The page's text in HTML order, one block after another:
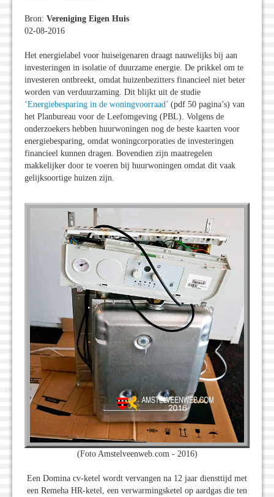
Bron: Vereniging Eigen Huis
02-08-2016
Het energielabel voor huiseigenaren draagt nauwelijks bij aan
investeringen in isolatie of duurzame energie. De prikkel om te
investeren ontbreekt, omdat huizenbezitters financieel niet beter
worden van verduurzaming. Dit blijkt uit de studie
‘Energiebesparing in de woningvoorraad’ (pdf 50 pagina’s) van
het Planbureau voor de Leefomgeving (PBL). Volgens de
onderzoekers hebben huurwoningen nog de beste kaarten voor
energiebesparing, omdat woningcorporaties de investeringen
financieel kunnen dragen. Bovendien zijn maatregelen
makkelijker door te voeren bij huurwoningen omdat dit vaak
gelijksoortige huizen zijn.
(Foto Amstelveenweb.com - 2016)
Een Domina cv-ketel wordt vervangen na 12 jaar diensttijd met
een Remeha HR-ketel, een verwarmingsketel op aardgas die ten